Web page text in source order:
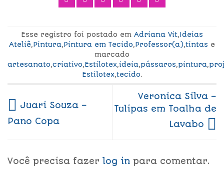
Esse registro foi postado em Adriana Vit,Ideias
Ateliê,Pintura,Pintura em Tecido,Professor(a),tintas e
marcado
artesanato,criativo,Estilotex,ideia,pássaros,pintura,
Estilotex,tecido.
Juari Souza –
Pano Copa
Veronica Silva –
Tulipas em Toalha de
Lavabo
Você precisa fazer log in para comentar.